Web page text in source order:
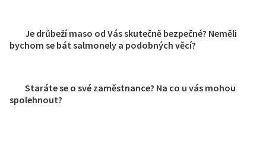
Je drůbeží maso od Vás skutečně bezpečné? Neměli
bychom se bát salmonely a podobných věcí?
Staráte se o své zaměstnance? Na co u vás mohou
spolehnout?